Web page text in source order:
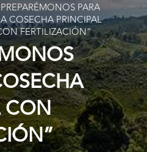
PARA
COSECHA PRINCIPAL
FERTILIZACIÓN”
CON